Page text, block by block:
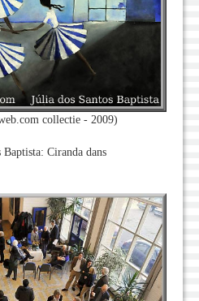
collectie - 2009)
Baptista: Ciranda dans